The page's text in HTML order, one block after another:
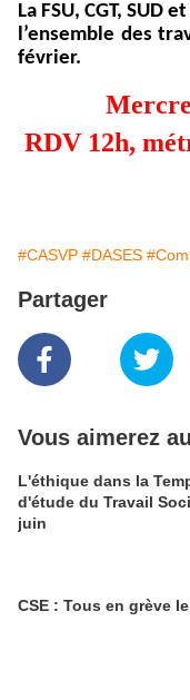
La FSU, CGT, SUD
l’ensemble des
février.
RDV 12h,
#CASVP #DASES
Partager
Vous aimerez
L'éthique dans la
d'étude du Travail
juin
CSE : Tous en grève